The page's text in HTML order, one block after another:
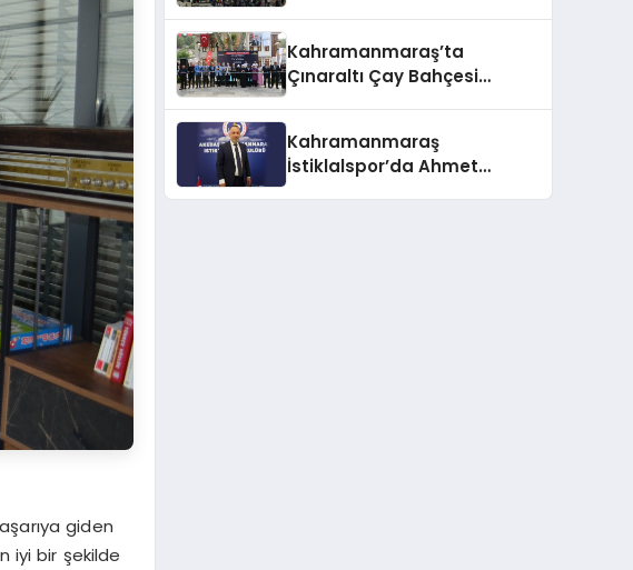
giden
iyi bir şekilde
Kahramanmaraş’ta
Çınaraltı Çay Bahçesi
Kahramanmaraş
İstiklalspor’da Ahmet